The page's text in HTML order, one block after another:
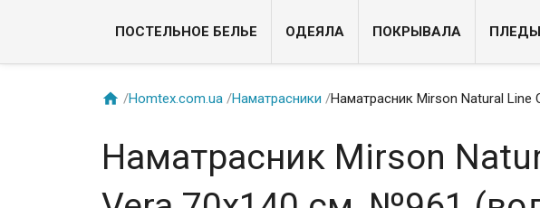
ПОСТЕЛЬНОЕ БЕЛЬЕ ОДЕЯЛА ПОКРЫВАЛА ПЛЕДЫ
 /Homtex.com.ua /Наматрасники /Наматрасник Mirson Natural
Наматрасник Mirson